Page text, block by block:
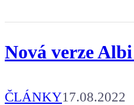
Nová verze
ČLÁNKY17.08.2022